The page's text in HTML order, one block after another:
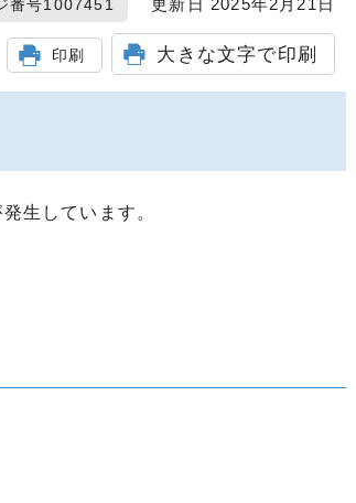
番号1007451 更新日 2025年2月21日
印刷 大きな文字で印刷
生しています。